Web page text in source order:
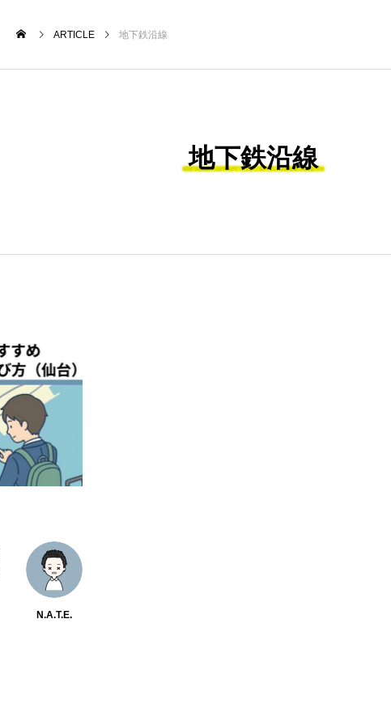
ARTICLE 地下鉄沿線
地下鉄沿線
N.A.T.E.